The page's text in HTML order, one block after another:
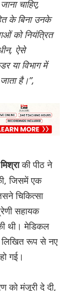
चाहिए,
के बिना उनके
को नियंत्रित
ऐसे
या विभाग में
है।”,
की पीठ ने
जिसमें एक
चिकित्सा
सहायक
थी। मेडिकल
लिखित रूप से नए
गई।
को मंजूरी दे दी,